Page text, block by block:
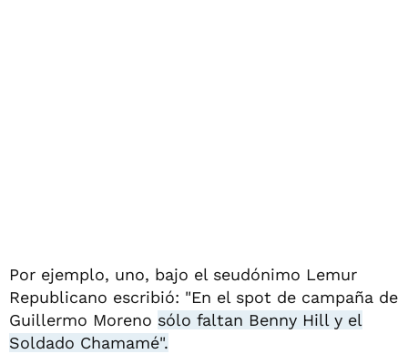
Por ejemplo, uno, bajo el seudónimo Lemur
Republicano escribió: "En el spot de campaña de
Guillermo Moreno sólo faltan Benny Hill y el
Soldado Chamamé".